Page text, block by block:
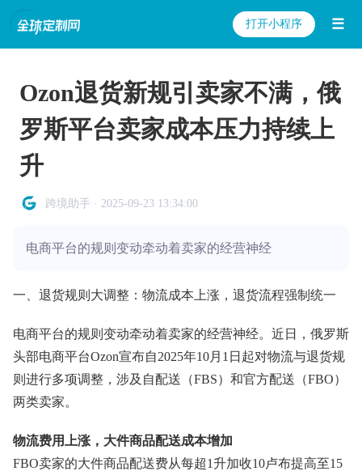
打开小程序 ☰
Ozon退货新规引卖家不满，俄
罗斯平台卖家成本压力持续上
升
跨境助手 · 2025-09-23 13:34:00
电商平台的规则变动牵动着卖家的经营神经
一、退货规则大调整：物流成本上涨，退货流程强制统一
电商平台的规则变动牵动着卖家的经营神经。近日，俄罗斯
头部电商平台Ozon宣布自2025年10月1日起对物流与退货规
则进行多项调整，涉及自配送（FBS）和官方配送（FBO）
两类卖家。
物流费用上涨，大件商品配送成本增加
FBO卖家的大件商品配送费从每超1升加收10卢布提高至15